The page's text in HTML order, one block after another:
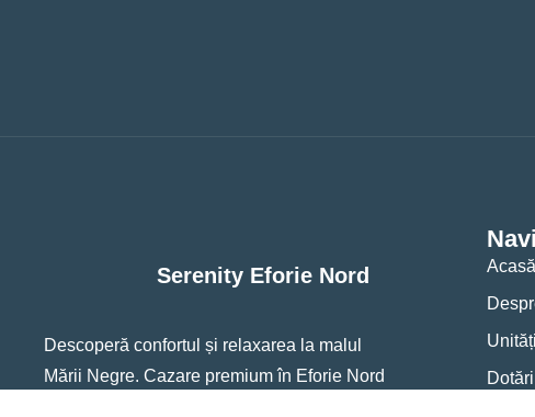
Serenity Eforie Nord
Descoperă confortul și relaxarea la malul
Mării Negre. Cazare premium în Eforie Nord
Acasă
Dotări